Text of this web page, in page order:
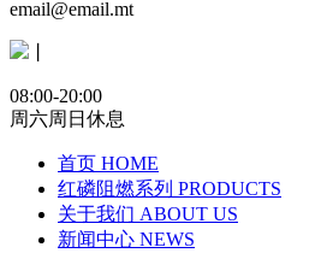
email@email.mt
08:00-20:00
周六周日休息
首页 HOME
红磷阻燃系列 PRODUCTS
关于我们 ABOUT US
新闻中心 NEWS